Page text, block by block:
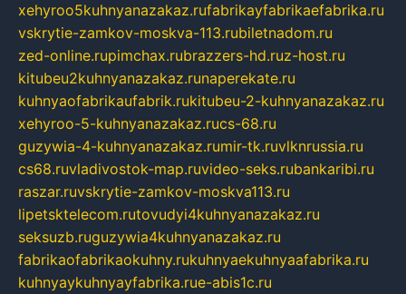
xehyroo5kuhnyanazakaz.rufabrikayfabrikaefabrika.ru
vskrytie-zamkov-moskva-113.rubiletnadom.ru
zed-online.rupimchax.rubrazzers-hd.ruz-host.ru
kitubeu2kuhnyanazakaz.runaperekate.ru
kuhnyaofabrikaufabrik.rukitubeu-2-kuhnyanazakaz.ru
xehyroo-5-kuhnyanazakaz.rucs-68.ru
guzywia-4-kuhnyanazakaz.rumir-tk.ruvlknrussia.ru
cs68.ruvladivostok-map.ruvideo-seks.rubankaribi.ru
raszar.ruvskrytie-zamkov-moskva113.ru
lipetsktelecom.rutovudyi4kuhnyanazakaz.ru
seksuzb.ruguzywia4kuhnyanazakaz.ru
fabrikaofabrikaokuhny.rukuhnyaekuhnyaafabrika.ru
kuhnyaykuhnyayfabrika.rue-abis1c.ru